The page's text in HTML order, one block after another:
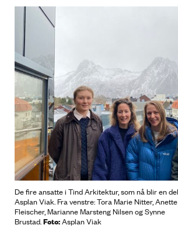
De fire ansatte i Tind Arkitektur, som nå blir en
Asplan Viak. Fra venstre: Tora Marie Nitter, Anette
Fleischer, Marianne Marsteng Nilsen og Synne
Brustad.Foto:Asplan Viak